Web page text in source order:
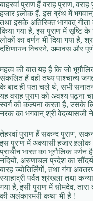
बाहरवां पुराण हैं वराह पुराण,
हजार श्र्लोक हैं, इस ग्रंथ में
तथा इसके अतिरिक्त भागवत् गीता
किया गया है, इस पुराण में सृष्टि के
लोकों का वर्णन भी दिया गया है,
दक्षिणायन विचरने, अमावस और
महत्व की बात यह है कि जो
संकलित हैं वही तथ्य पाश्चात्य जगत
के बाद ही पता चले थे, सभी
यह वराह पुराण को अवश्य पढ़ना
स्वर्ग की कल्पना करता है, उसके
नरक का भगवान् श्री वेदव्यासजी
तेहरवां पुराण हैं सकन्द पुराण,
इस पुराण में अक्यासी हजार
प्राचीन भारत का भूगौलिक वर्णन
नदियों, अरुणाचल प्रदेश का
बारह ज्योतिर्लिंगों, तथा गंगा
स्याहाद्री पर्वत श्रंखला तथा
गया है, इसी पुराण में सोमदेव,
की अलंकारमयी कथा भी है !